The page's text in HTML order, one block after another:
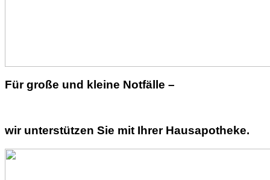
Für große und kleine Notfälle –
wir unterstützen Sie mit Ihrer Hausapotheke.